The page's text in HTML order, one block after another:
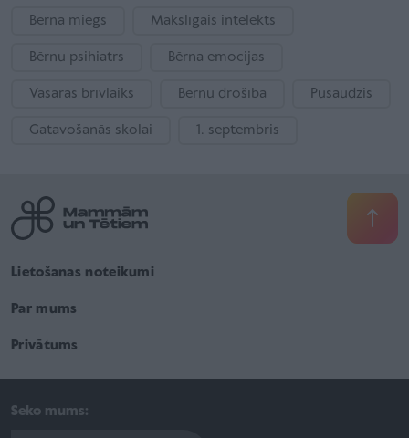
Bērna miegs Mākslīgais intelekts
Bērnu psihiatrs Bērna emocijas
Vasaras brīvlaiks Bērnu drošība Pusaudzis
Gatavošanās skolai 1. septembris
Lietošanas noteikumi
Par mums
Privātums
Seko mums: